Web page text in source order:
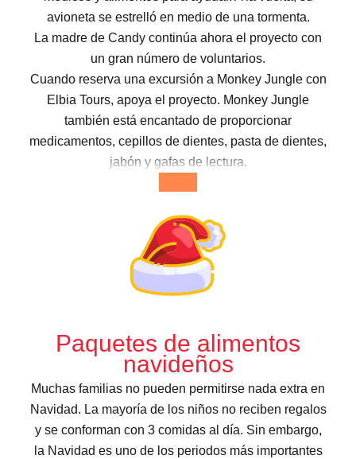
avioneta se estrelló en medio de una tormenta.
La madre de Candy continúa ahora el proyecto con
un gran número de voluntarios.
Cuando reserva una excursión a Monkey Jungle con
Elbia Tours, apoya el proyecto. Monkey Jungle
también está encantado de proporcionar
medicamentos, cepillos de dientes, pasta de dientes,
jabón y gafas de lectura.
Paquetes de alimentos
navideños
Muchas familias no pueden permitirse nada extra en
Navidad. La mayoría de los niños no reciben regalos
y se conforman con 3 comidas al día. Sin embargo,
la Navidad es uno de los periodos más importantes